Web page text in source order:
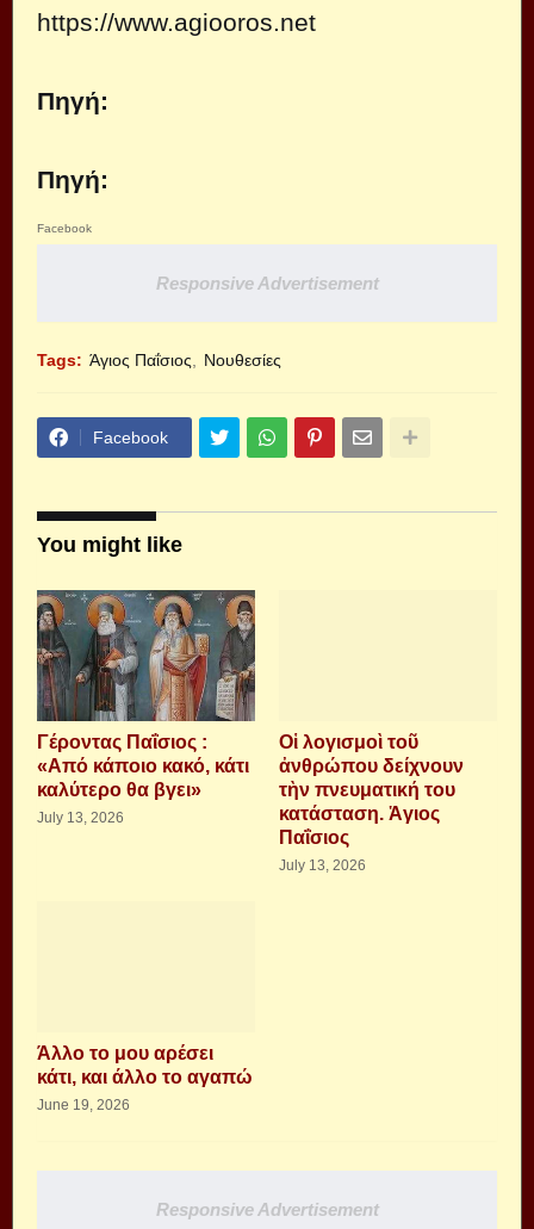
https://www.agiooros.net
Πηγή:
Πηγή:
Facebook
Responsive Advertisement
Tags: Άγιος Παΐσιος Νουθεσίες
Facebook
You might like
Γέροντας Παΐσιος :
«Από κάποιο κακό, κάτι
καλύτερο θα βγει»
July 13, 2026
Οἱ λογισμοὶ τοῦ
ἀνθρώπου δείχνουν
τὴν πνευματική του
κατάσταση. Ἁγιος
Παΐσιος
July 13, 2026
Άλλο το μου αρέσει
κάτι, και άλλο το αγαπώ
June 19, 2026
Responsive Advertisement